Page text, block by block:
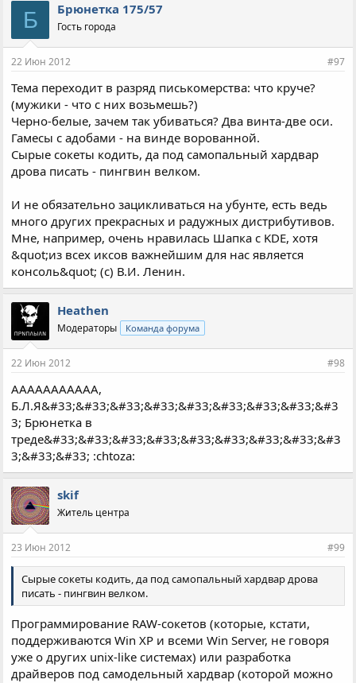
Б Бpюнeтка 175/57
Гость города
22 Июн 2012 #97
Тема переходит в разряд писькомерства: что круче?
(мужики - что с них возьмешь?)
Черно-белые, зачем так убиваться? Два винта-две оси.
Гамесы с адобами - на винде ворованной.
Сырые сокеты кодить, да под самопальный хардвар
дрова писать - пингвин велком.
И не обязательно зацикливаться на убунте, есть ведь
много других прекрасных и радужных дистрибутивов.
Мне, например, очень нравилась Шапка с KDE, хотя
&quot;из всех иксов важнейшим для нас является
консоль&quot; (с) В.И. Ленин.
Heathen
Модераторы Команда форума
22 Июн 2012 #98
ААААААААААА,
Б.Л.Я&#33;&#33;&#33;&#33;&#33;&#33;&#33;&#33;&#3
3; Брюнетка в
треде&#33;&#33;&#33;&#33;&#33;&#33;&#33;&#33;&#3
3;&#33;&#33; :chtoza:
skif
Житель центра
23 Июн 2012 #99
Сырые сокеты кодить, да под самопальный хардвар дрова
писать - пингвин велком.
Программирование RAW-сокетов (которые, кстати,
поддерживаются Win XP и всеми Win Server, не говоря
уже о других unix-like системах) или разработка
драйверов под самодельный хардвар (которой можно